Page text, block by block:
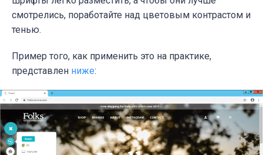
смотрелись, поработайте над цветовым контрастом и
тенью.
Пример того, как применить это на практике,
представлен ниже: